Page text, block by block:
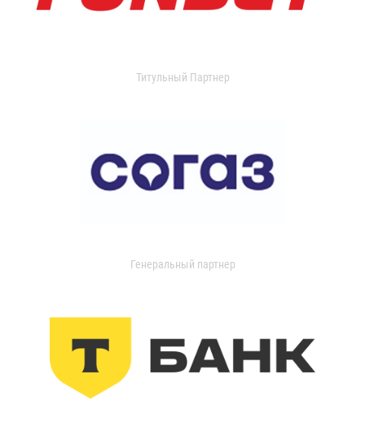
Титульный Партнер
Генеральный партнер